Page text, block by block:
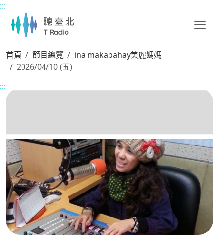
主要內容區塊
:::
首頁 節目總覽
ina makapahay美麗媽媽
2026/04/10 (五)
:::